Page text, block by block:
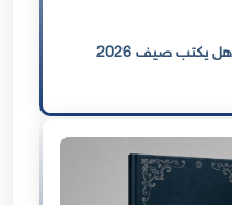
كهرباء عدن تحت مقصلة «العجز»: هل يكتب صيف 2026